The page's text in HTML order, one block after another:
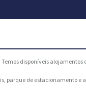
disponíveis
parque de estacionamento